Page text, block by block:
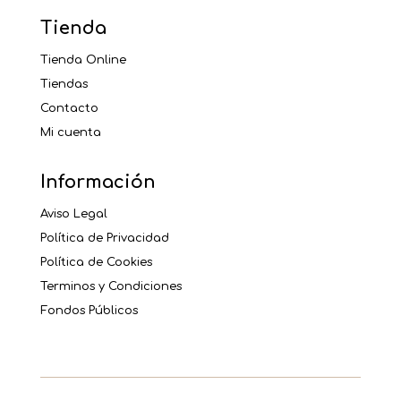
Tienda
Tienda Online
Tiendas
Contacto
Mi cuenta
Información
Aviso Legal
Política de Privacidad
Política de Cookies
Terminos y Condiciones
Fondos Públicos